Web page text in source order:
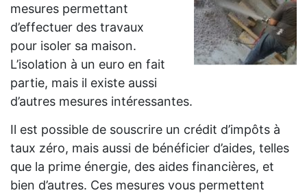
mesures permettant
d’effectuer des travaux
pour isoler sa maison.
L’isolation à un euro en fait
partie, mais il existe aussi
d’autres mesures intéressantes.
Il est possible de souscrire un crédit d’impôts à
taux zéro, mais aussi de bénéficier d’aides, telles
que la prime énergie, des aides financières, et
bien d’autres. Ces mesures vous permettent